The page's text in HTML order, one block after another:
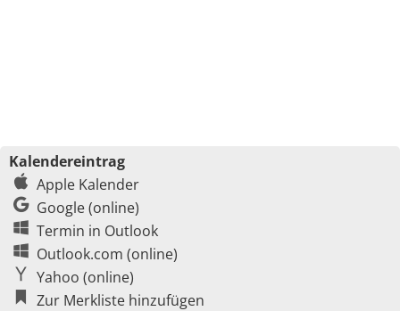
Kalendereintrag
Apple Kalender
Google (online)
Termin in Outlook
Outlook.com (online)
Yahoo (online)
Zur Merkliste hinzufügen